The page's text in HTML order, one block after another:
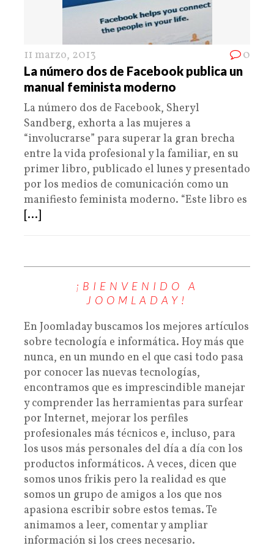
11 marzo, 2013 0
La número dos de Facebook publica un
manual feminista moderno
La número dos de Facebook, Sheryl
Sandberg, exhorta a las mujeres a
“involucrarse” para superar la gran brecha
entre la vida profesional y la familiar, en su
primer libro, publicado el lunes y presentado
por los medios de comunicación como un
manifiesto feminista moderno. “Este libro es
[...]
¡BIENVENIDO A
JOOMLADAY!
En Joomladay buscamos los mejores artículos
sobre tecnología e informática. Hoy más que
nunca, en un mundo en el que casi todo pasa
por conocer las nuevas tecnologías,
encontramos que es imprescindible manejar
y comprender las herramientas para surfear
por Internet, mejorar los perfiles
profesionales más técnicos e, incluso, para
los usos más personales del día a día con los
productos informáticos. A veces, dicen que
somos unos frikis pero la realidad es que
somos un grupo de amigos a los que nos
apasiona escribir sobre estos temas. Te
animamos a leer, comentar y ampliar
información si los crees necesario.